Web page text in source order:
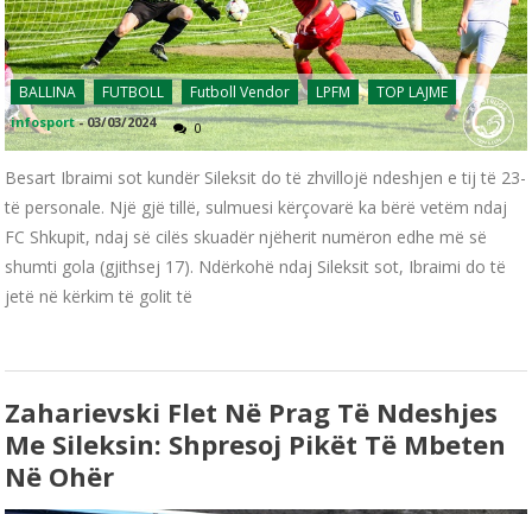
BALLINA FUTBOLL Futboll Vendor LPFM TOP LAJME
infosport -03/03/2024 0
Besart Ibraimi sot kundër Sileksit do të zhvillojë ndeshjen e tij të 23-
të personale. Një gjë tillë, sulmuesi kërçovarë ka bërë vetëm ndaj
FC Shkupit, ndaj së cilës skuadër njëherit numëron edhe më së
shumti gola (gjithsej 17). Ndërkohë ndaj Sileksit sot, Ibraimi do të
jetë në kërkim të golit të
Zaharievski Flet Në Prag Të Ndeshjes
Me Sileksin: Shpresoj Pikët Të Mbeten
Në Ohër